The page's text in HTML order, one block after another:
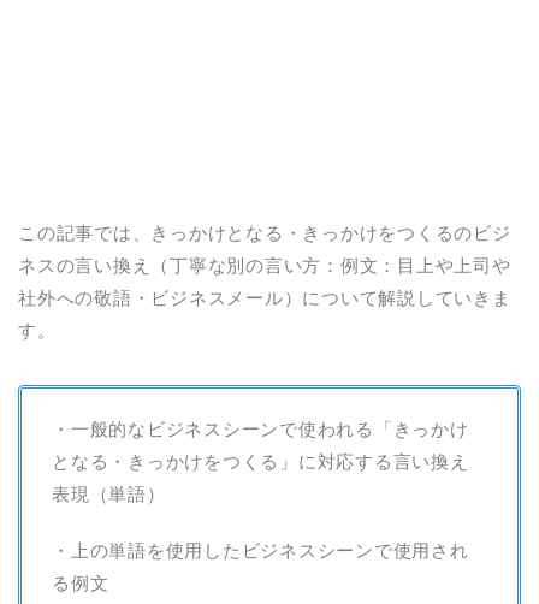
この記事では、きっかけとなる・きっかけをつくるのビジ
ネスの言い換え（丁寧な別の言い方：例文：目上や上司や
社外への敬語・ビジネスメール）について解説していきま
す。
・一般的なビジネスシーンで使われる「きっかけ
となる・きっかけをつくる」に対応する言い換え
表現（単語）
・上の単語を使用したビジネスシーンで使用され
る例文